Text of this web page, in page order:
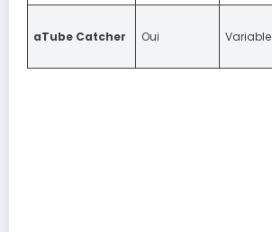
aTube Catcher Oui Variable